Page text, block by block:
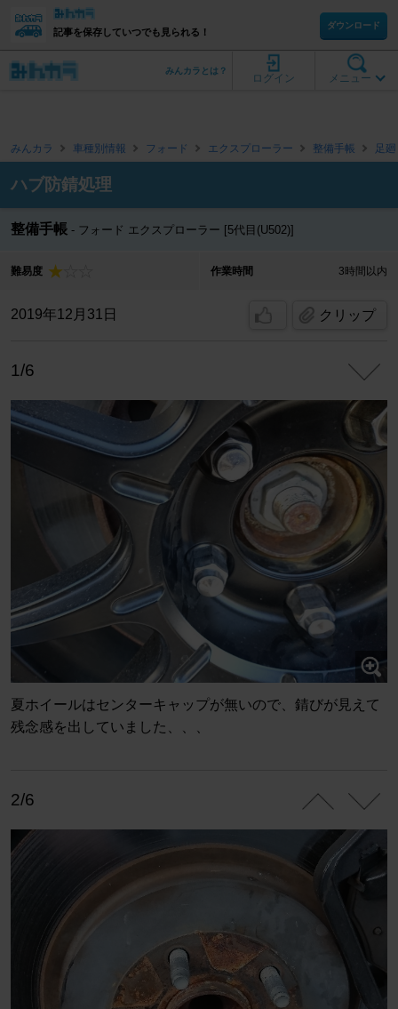
記事を保存していつでも見られる！
ダウンロード
メニュー
ログイン
みんカラとは？
みんカラ 車種別情報 フォード エクスプローラー 整備手帳 足
ハブ防錆処理
整備手帳 フォード エクスプローラー [5代目(U502)]
難易度 作業時間 3時間以内
2019年12月31日 クリップ
1/6
夏ホイールはセンターキャップが無いので、錆びが見えて
残念感を出していました、、、
2/6